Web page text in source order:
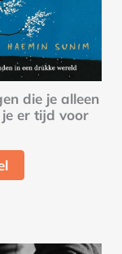
die je alleen
er tijd voor